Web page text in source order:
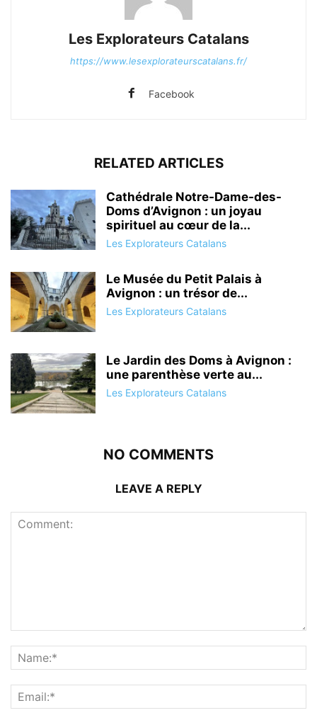
Les Explorateurs Catalans
https://www.lesexplorateurscatalans.fr/
Facebook
RELATED ARTICLES
Cathédrale Notre-Dame-des-
Doms d’Avignon : un joyau
spirituel au cœur de la...
Les Explorateurs Catalans
Le Musée du Petit Palais à
Avignon : un trésor de...
Les Explorateurs Catalans
Le Jardin des Doms à Avignon :
une parenthèse verte au...
Les Explorateurs Catalans
NO COMMENTS
LEAVE A REPLY